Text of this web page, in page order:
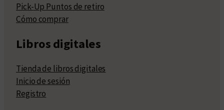
Pick-Up Puntos de retiro
Cómo comprar
Libros digitales
Tienda de libros digitales
Inicio de sesión
Registro